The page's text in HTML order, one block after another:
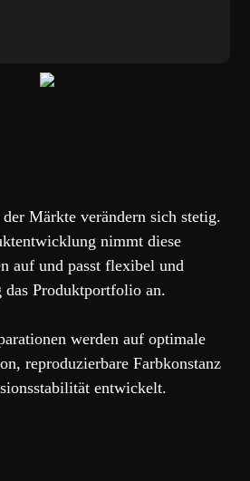
Märkte verändern sich stetig.
nimmt diese
auf und passt flexibel und
das Produktportfolio an.
werden auf optimale
reproduzierbare Farbkonstanz
entwickelt.